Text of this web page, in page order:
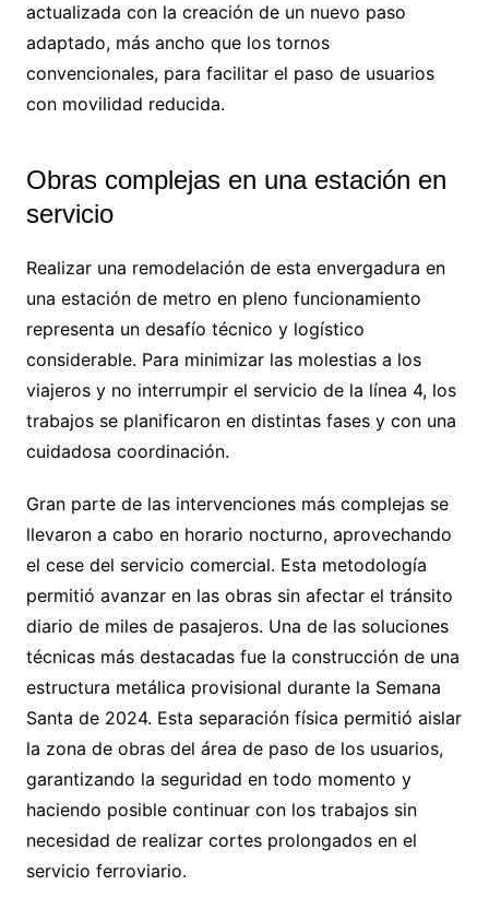
actualizada con la creación de un nuevo paso
adaptado, más ancho que los tornos
convencionales, para facilitar el paso de usuarios
con movilidad reducida.
Obras complejas en una estación en
servicio
Realizar una remodelación de esta envergadura en
una estación de metro en pleno funcionamiento
representa un desafío técnico y logístico
considerable. Para minimizar las molestias a los
viajeros y no interrumpir el servicio de la línea 4, los
trabajos se planificaron en distintas fases y con una
cuidadosa coordinación.
Gran parte de las intervenciones más complejas se
llevaron a cabo en horario nocturno, aprovechando
el cese del servicio comercial. Esta metodología
permitió avanzar en las obras sin afectar el tránsito
diario de miles de pasajeros. Una de las soluciones
técnicas más destacadas fue la construcción de una
estructura metálica provisional durante la Semana
Santa de 2024. Esta separación física permitió aislar
la zona de obras del área de paso de los usuarios,
garantizando la seguridad en todo momento y
haciendo posible continuar con los trabajos sin
necesidad de realizar cortes prolongados en el
servicio ferroviario.